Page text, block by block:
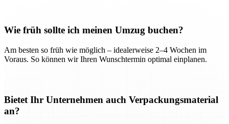
Wie früh sollte ich meinen Umzug buchen?
Am besten so früh wie möglich – idealerweise 2–4 Wochen im
Voraus. So können wir Ihren Wunschtermin optimal einplanen.
Bietet Ihr Unternehmen auch Verpackungsmaterial
an?